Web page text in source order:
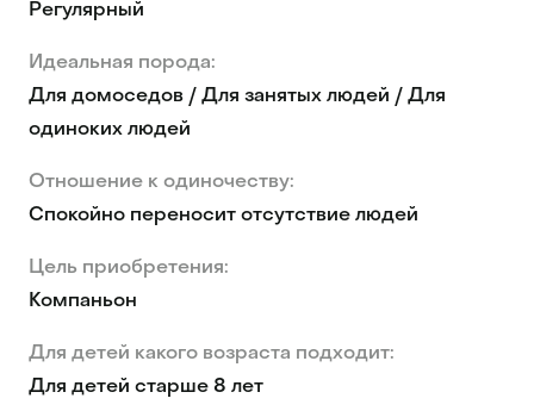
Регулярный
Идеальная порода:
Для домоседов / Для занятых людей / Для
одиноких людей
Отношение к одиночеству:
Спокойно переносит отсутствие людей
Цель приобретения:
Компаньон
Для детей какого возраста подходит:
Для детей старше 8 лет